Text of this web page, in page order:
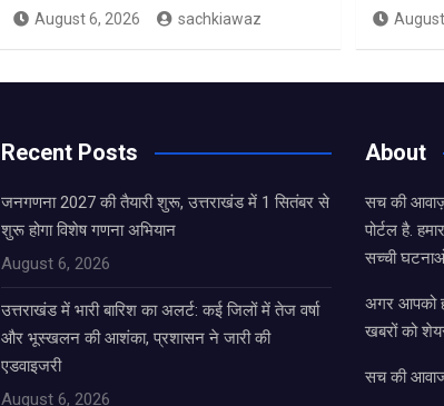
August 6, 2026 sachkiawaz
Recent Posts
जनगणना 2027 की तैयारी शुरू, उत्तराखंड में 1 सितंबर से
शुरू होगा विशेष गणना अभियान
August 6, 2026
उत्तराखंड में भारी बारिश का अलर्ट: कई जिलों में तेज वर्षा
और भूस्खलन की आशंका, प्रशासन ने जारी की
एडवाइजरी
August 6, 2026
About
सच की
पोर्टल है.
सच्ची
अगर आपको
खबरों को
सच की